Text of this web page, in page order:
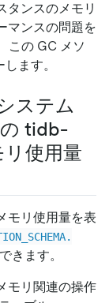
タンスのメモリ
マンスの問題を
この GC メソ
ます。
ステム
tidb-
使用量
モリ使用量を表
きます。
モリ関連の操作